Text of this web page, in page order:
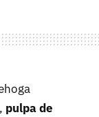
pulpa de